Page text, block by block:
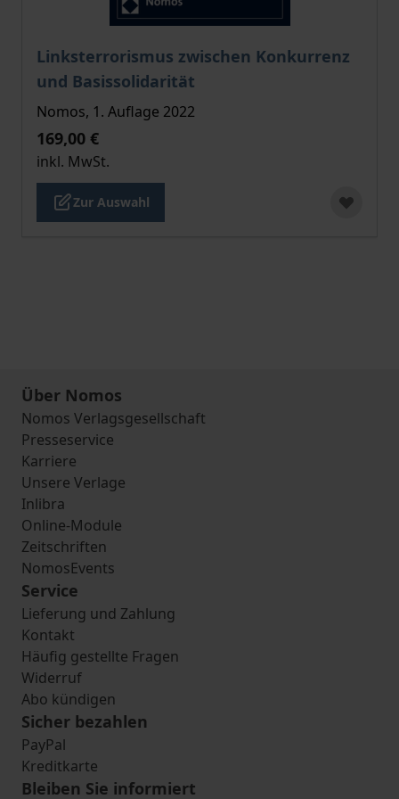
Linksterrorismus zwischen Konkurrenz
und Basissolidarität
Der Preis dieses Titels richtet sich nach der
Nomos, 1. Auflage 2022
169,00 €
inkl. MwSt.
Zur Auswahl
Über Nomos
Nomos Verlagsgesellschaft
Presseservice
Karriere
Unsere Verlage
Inlibra
Online-Module
Zeitschriften
NomosEvents
Service
Lieferung und Zahlung
Kontakt
Häufig gestellte Fragen
Widerruf
Abo kündigen
Sicher bezahlen
PayPal
Kreditkarte
Bleiben Sie informiert